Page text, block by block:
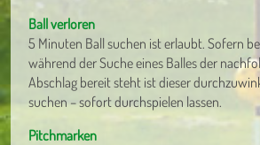
Ball verloren
5 Minuten Ball suchen ist erlaubt. Sofern
während der Suche eines Balles der
Abschlag bereit steht ist dieser
suchen – sofort durchspielen lassen.
Pitchmarken